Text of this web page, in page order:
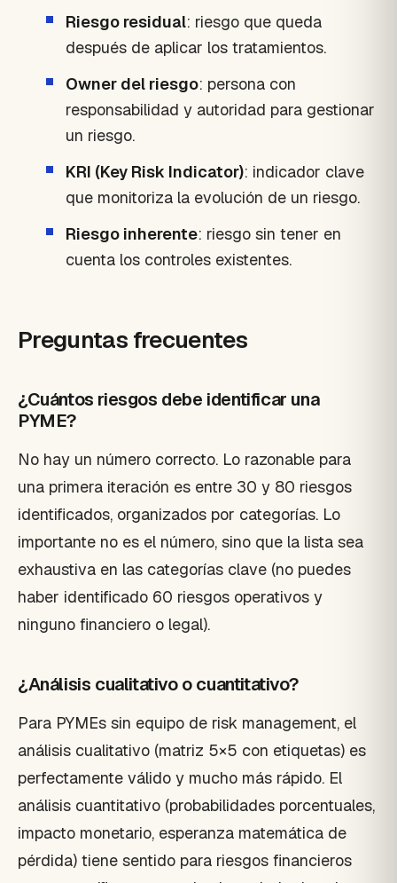
Riesgo residual: riesgo que queda
después de aplicar los tratamientos.
Owner del riesgo: persona con
responsabilidad y autoridad para gestionar
un riesgo.
KRI (Key Risk Indicator): indicador clave
que monitoriza la evolución de un riesgo.
Riesgo inherente: riesgo sin tener en
cuenta los controles existentes.
Preguntas frecuentes
¿Cuántos riesgos debe identificar una
PYME?
No hay un número correcto. Lo razonable para
una primera iteración es entre 30 y 80 riesgos
identificados, organizados por categorías. Lo
importante no es el número, sino que la lista sea
exhaustiva en las categorías clave (no puedes
haber identificado 60 riesgos operativos y
ninguno financiero o legal).
¿Análisis cualitativo o cuantitativo?
Para PYMEs sin equipo de risk management, el
análisis cualitativo (matriz 5×5 con etiquetas) es
perfectamente válido y mucho más rápido. El
análisis cuantitativo (probabilidades porcentuales,
impacto monetario, esperanza matemática de
pérdida) tiene sentido para riesgos financieros